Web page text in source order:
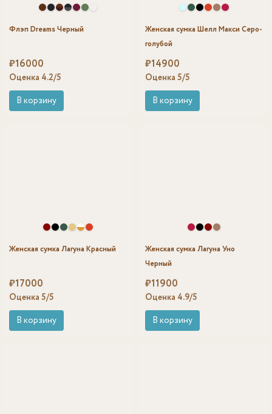
Флэп Dreams Черный
₽16000
Оценка 4.2/5
В корзину
Женская сумка Шелл Макси Серо-
голубой
₽14900
Оценка 5/5
В корзину
Женская сумка Лагуна Красный
₽17000
Оценка 5/5
В корзину
Женская сумка Лагуна Уно
Черный
₽11900
Оценка 4.9/5
В корзину